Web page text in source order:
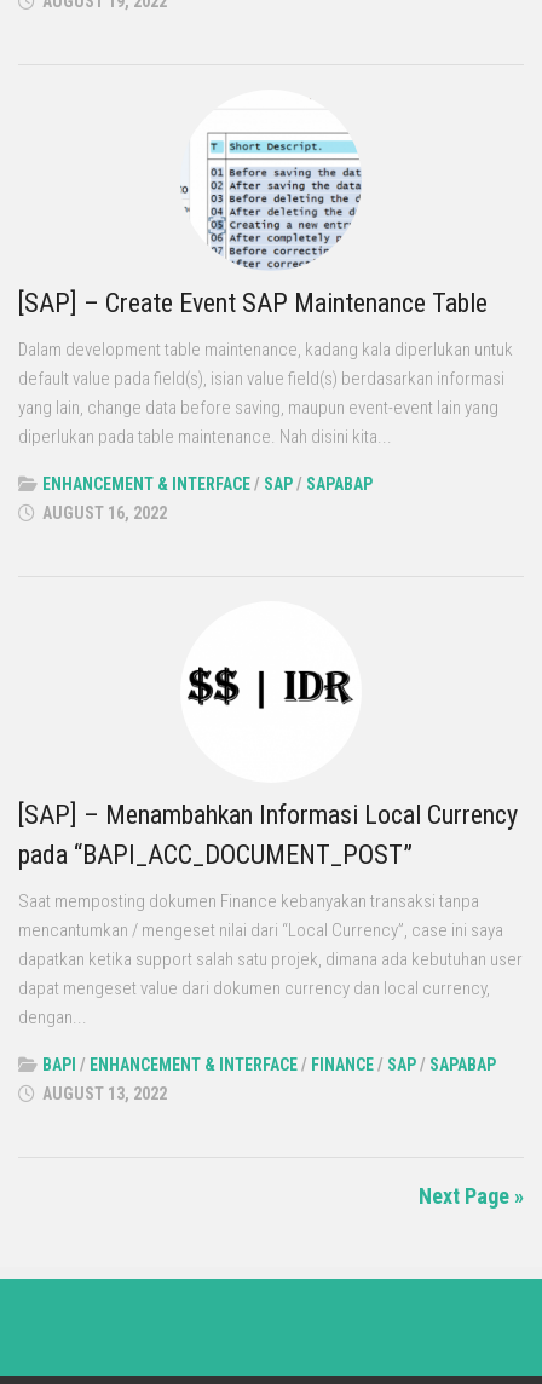
[SAP] – Create Event SAP Maintenance Table
Dalam development table maintenance, kadang kala diperlukan untuk
default value pada field(s), isian value field(s) berdasarkan informasi
yang lain, change data before saving, maupun event-event lain yang
diperlukan pada table maintenance. Nah disini kita...
ENHANCEMENT & INTERFACE/ SAP/ SAPABAP
AUGUST 16, 2022
[SAP] – Menambahkan Informasi Local Currency
pada “BAPI_ACC_DOCUMENT_POST”
Saat memposting dokumen Finance kebanyakan transaksi tanpa
mencantumkan / mengeset nilai dari “Local Currency”, case ini saya
dapatkan ketika support salah satu projek, dimana ada kebutuhan user
dapat mengeset value dari dokumen currency dan local currency,
dengan...
BAPI / ENHANCEMENT & INTERFACE/ FINANCE/ SAP/ SAPABAP
AUGUST 13, 2022
Next Page »